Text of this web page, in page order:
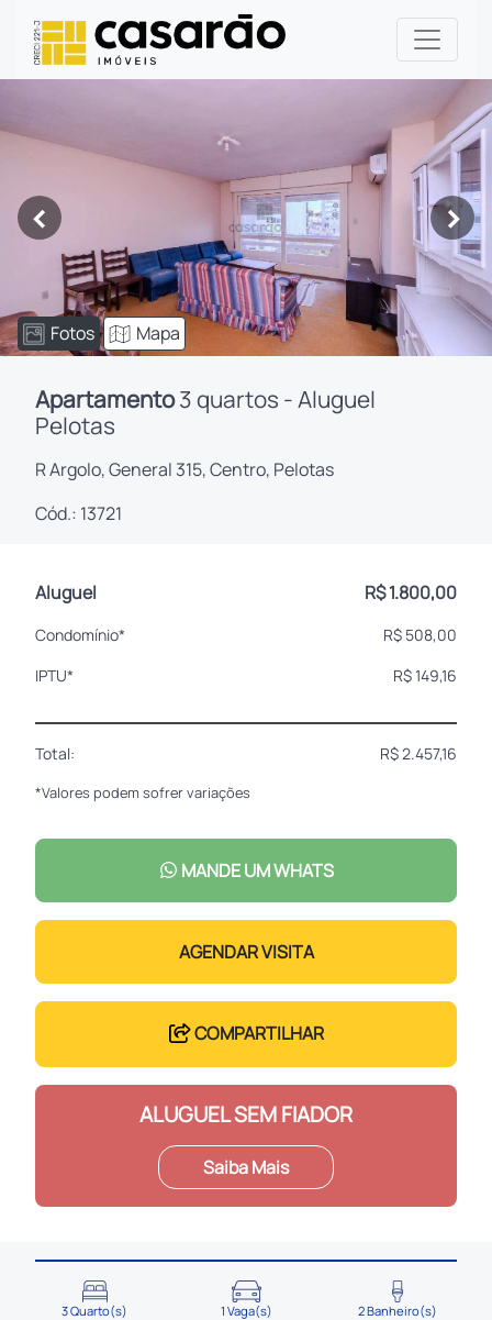
< >
Fotos Mapa
Apartamento3 quartos - Aluguel
Pelotas
R Argolo, General 315, Centro, Pelotas
Cód.: 13721
Aluguel R$ 1.800,00
Condomínio*
R$ 508,00
IPTU*
R$ 149,16
Total: R$ 2.457,16
*Valores podem sofrer variações
MANDE UM WHATS
AGENDAR VISITA
COMPARTILHAR
ALUGUEL SEM FIADOR
Saiba Mais
3 Quarto(s) 1 Vaga(s) 2 Banheiro(s)